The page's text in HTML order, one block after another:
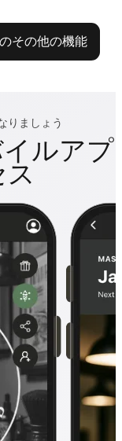
その他の機能
りましょう
ルア